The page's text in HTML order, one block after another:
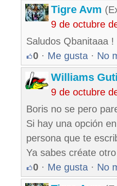
Tigre Avm
9 de octubre
Saludos Qbanitaaa
0 · Me gusta · No
Williams
9 de octubre
Boris no se pero
Si hay una opción
persona que te
Ya sabes créate
0 · Me gusta · No